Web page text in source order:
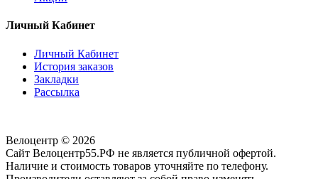
Личный Кабинет
Личный Кабинет
История заказов
Закладки
Рассылка
Велоцентр © 2026
Сайт Велоцентр55.РФ не является публичной офертой.
Наличие и стоимость товаров уточняйте по телефону.